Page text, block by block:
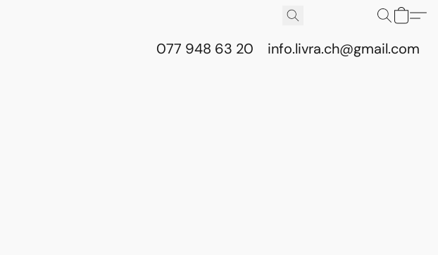
077 948 63 20 info.livra.ch@gmail.com